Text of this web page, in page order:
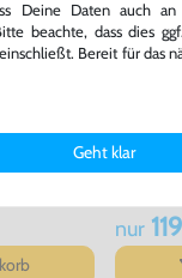
gebraucht
Sapphire
DE
nur
Deine Daten auch
beachte, dass dies
Bereit für das
zu den von uns
Nutzer findest Du
Impressum.
Geht klar